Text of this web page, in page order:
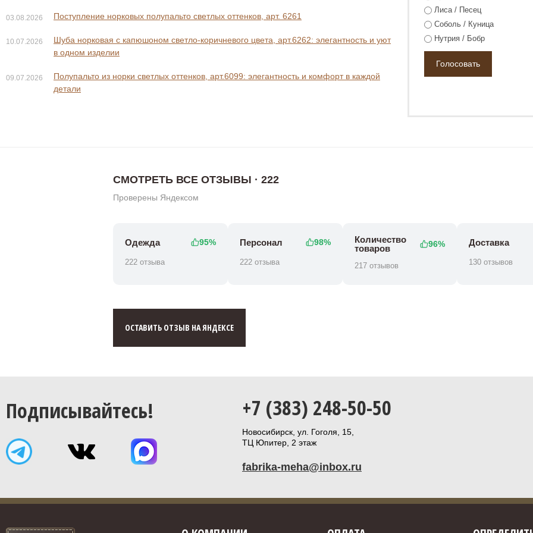
143 800 ₽
03.08.2026 Поступление норковых полупальто светлых оттенков, арт. 6261
10.07.2026
Шуба норковая с капюшоном светло-коричневого цвета, арт.6262: элегантность и уют
в одном изделии
09.07.2026
Полупальто из норки светлых оттенков, арт.6099: элегантность и комфорт в каждой
детали
Лиса / Песец
Соболь / Куница
Нутрия / Бобр
СМОТРЕТЬ ВСЕ ОТЗЫВЫ · 222
Проверены Яндексом
Одежда 95%
222 отзыва
Персонал 98%
222 отзыва
Количество
товаров
96%
217 отзывов
Доставка
130 отзывов
ОСТАВИТЬ ОТЗЫВ НА ЯНДЕКСЕ
Подписывайтесь! +7 (383) 248-50-50
Новосибирск, ул. Гоголя, 15,
ТЦ Юпитер, 2 этаж
fabrika-meha@inbox.ru